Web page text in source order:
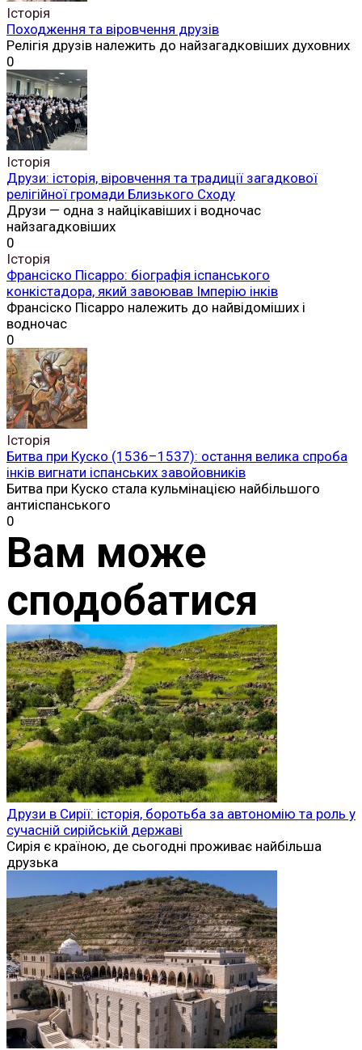
Історія
Походження та віровчення друзів
Релігія друзів належить до найзагадковіших духовних
0
Історія
Друзи: історія, віровчення та традиції загадкової
релігійної громади Близького Сходу
Друзи — одна з найцікавіших і водночас
найзагадковіших
0
Історія
Франсіско Пісарро: біографія іспанського
конкістадора, який завоював Імперію інків
Франсіско Пісарро належить до найвідоміших і
водночас
0
Історія
Битва при Куско (1536–1537): остання велика спроба
інків вигнати іспанських завойовників
Битва при Куско стала кульмінацією найбільшого
антиіспанського
0
Вам може
сподобатися
Друзи в Сирії: історія, боротьба за автономію та роль у
сучасній сирійській державі
Сирія є країною, де сьогодні проживає найбільша
друзька